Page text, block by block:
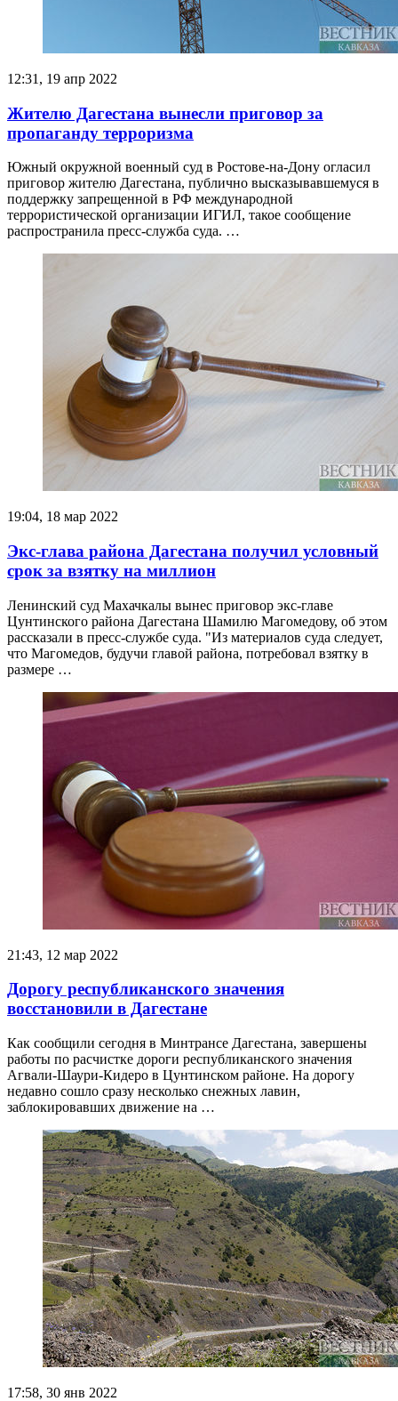
12:31, 19 апр 2022
Жителю Дагестана вынесли приговор за
пропаганду терроризма
Южный окружной военный суд в Ростове-на-Дону огласил
приговор жителю Дагестана, публично высказывавшемуся в
поддержку запрещенной в РФ международной
террористической организации ИГИЛ, такое сообщение
распространила пресс-служба суда. …
19:04, 18 мар 2022
Экс-глава района Дагестана получил условный
срок за взятку на миллион
Ленинский суд Махачкалы вынес приговор экс-главе
Цунтинского района Дагестана Шамилю Магомедову, об этом
рассказали в пресс-службе суда. "Из материалов суда следует,
что Магомедов, будучи главой района, потребовал взятку в
размере …
21:43, 12 мар 2022
Дорогу республиканского значения
восстановили в Дагестане
Как сообщили сегодня в Минтрансе Дагестана, завершены
работы по расчистке дороги республиканского значения
Агвали-Шаури-Кидеро в Цунтинском районе. На дорогу
недавно сошло сразу несколько снежных лавин,
заблокировавших движение на …
17:58, 30 янв 2022